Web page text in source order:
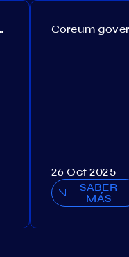
№150
26 Oct 2025
SABER
MÁS